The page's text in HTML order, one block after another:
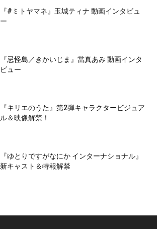
『#ミトヤマネ』玉城ティナ 動画インタビュ
ー
『忌怪島／きかいじま』當真あみ 動画インタ
ビュー
『キリエのうた』第2弾キャラクタービジュア
ル＆映像解禁！
『ゆとりですがなにか インターナショナル』
新キャスト＆特報解禁